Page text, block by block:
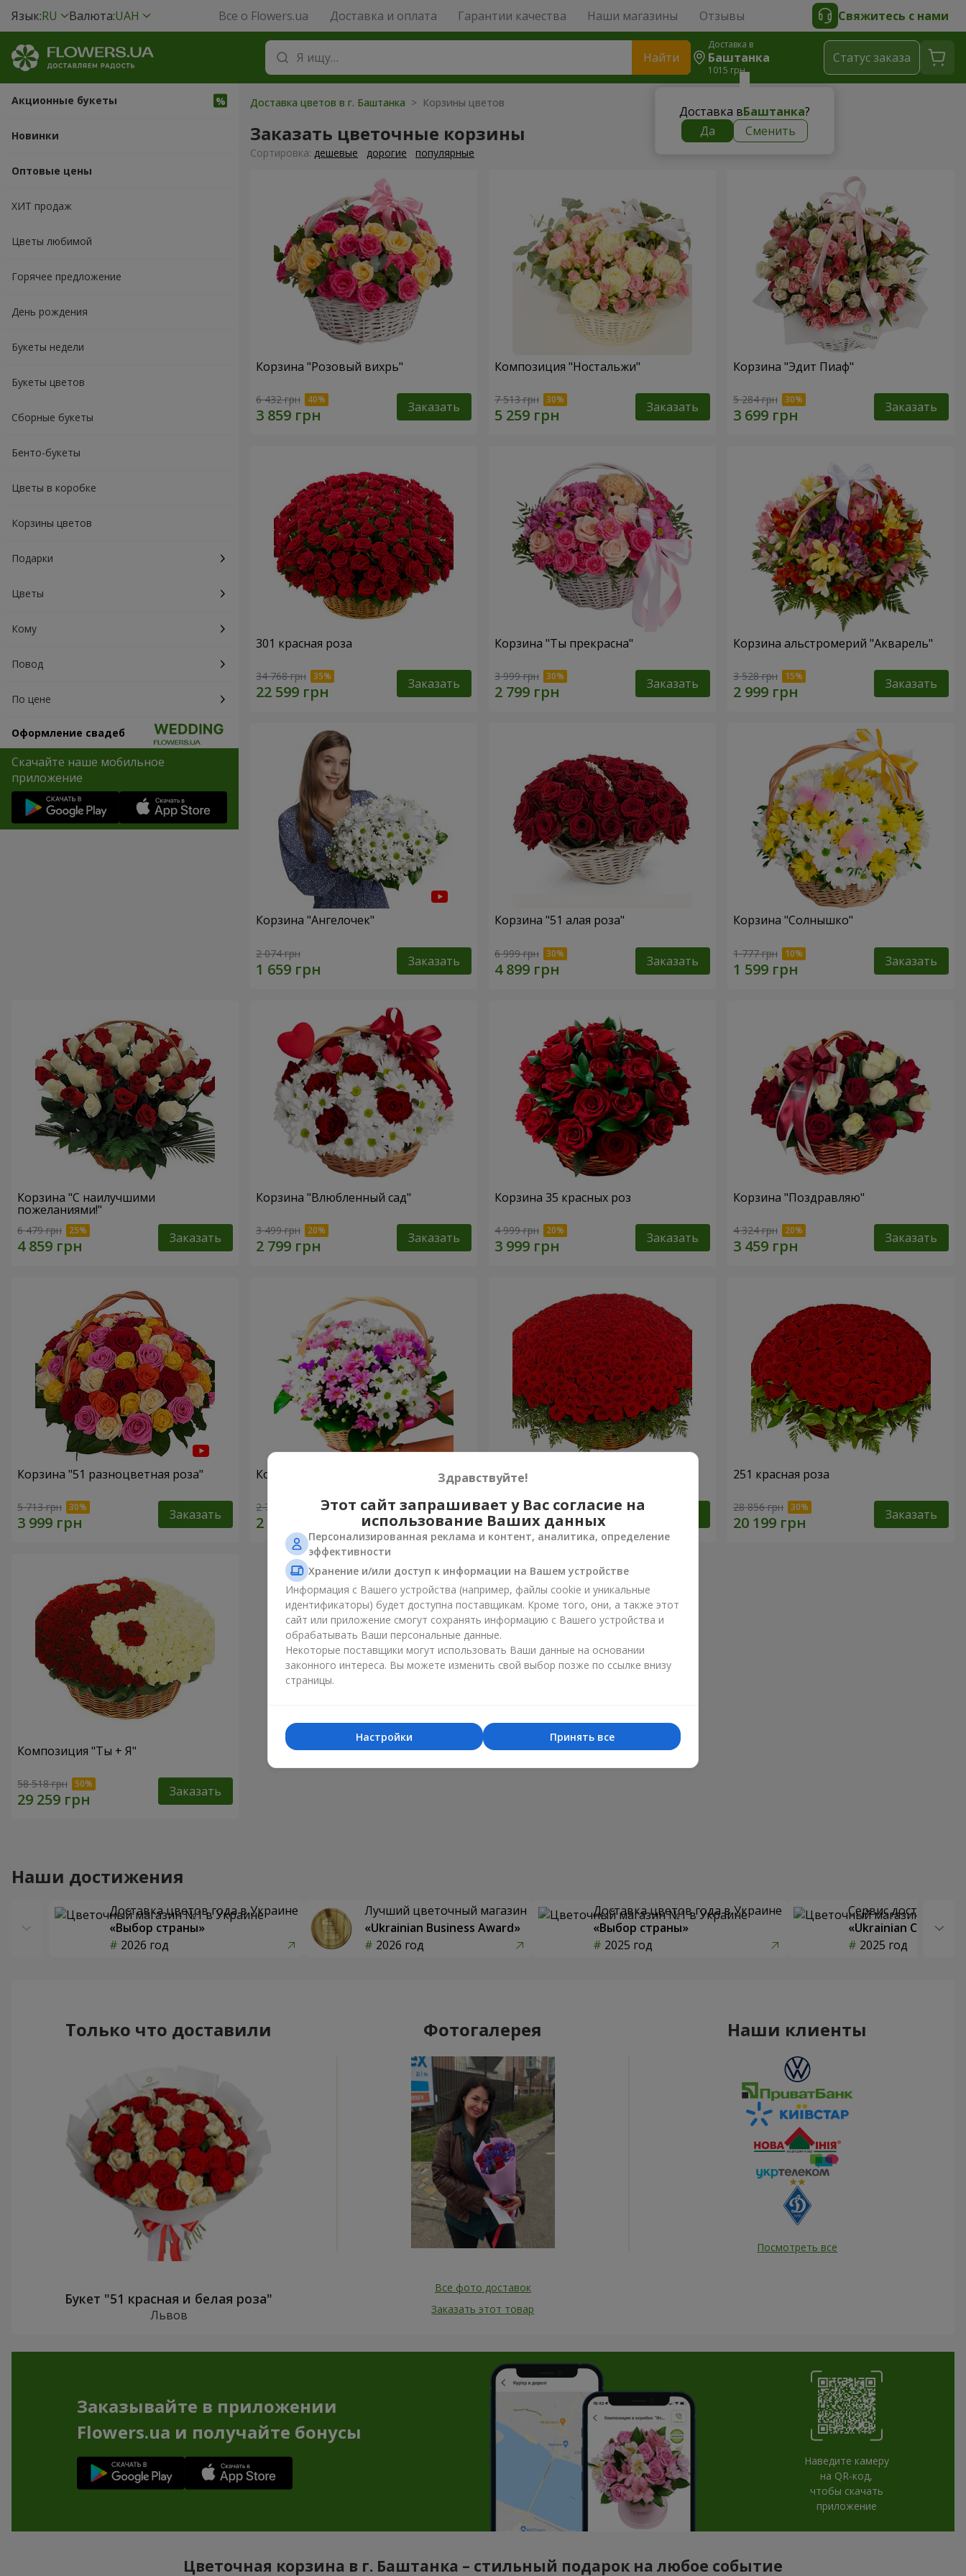
Язык:RU Валюта:UAH Все о Flowers.ua Доставка и оплата Гарантии качества Наши магазины Отзывы Свяжитесь с нами
Найти
Доставка в
Баштанка
1015 грн
Доставка вБаштанка?
Да
Сменить
Cтатус заказа
Акционные букеты
Новинки
Оптовые цены
ХИТ продаж
Цветы любимой
Горячее предложение
День рождения
Букеты недели
Букеты цветов
Сборные букеты
Бенто-букеты
Цветы в коробке
Корзины цветов
Подарки
Цветы
Кому
Повод
По цене
Оформление свадеб
Скачайте наше мобильное
приложение
Доставка цветов в г. Баштанка > Корзины цветов
Заказать цветочные корзины
Cортировка: дешевые дорогие популярные
Корзина "Розовый вихрь"
6 432 грн Заказать
Композиция "Ностальжи"
7 513 грн Заказать
Корзина "Эдит Пиаф"
5 284 грн Заказать
301 красная роза
34 768 грн Заказать
Корзина "Ты прекрасна"
3 999 грн Заказать
Корзина альстромерий "Акварель"
3 528 грн Заказать
Корзина "Ангелочек"
2 074 грн Заказать
Корзина "51 алая роза"
6 999 грн Заказать
Корзина "Солнышко"
1 777 грн Заказать
Корзина "С наилучшими
пожеланиями!"
6 479 грн Заказать
Корзина "Влюбленный сад"
3 499 грн Заказать
Корзина 35 красных роз
4 999 грн Заказать
Корзина "Поздравляю"
4 324 грн Заказать
Корзина "51 разноцветная роза"
5 713 грн Заказать
Корзина хризантем "Яркая поляна"
2 705 грн Заказать
501 красная роза
69 089 грн
251 красная роза
28 856 грн Заказать
Композиция "Ты + Я"
58 518 грн Заказать
Наши достижения
Доставка цветов года в Украине
«Выбор страны»
2026 год
Лучший цветочный магазин
«Ukrainian Business Award»
2026 год
Доставка цветов года в Украине
«Выбор страны»
2025 год
Сервис доставки
«Ukrainian Choice»
2025 год
Только что доставили
Букет "51 красная и белая роза"
Львов
Фотогалерея
Все фото доставок
Заказать этот товар
Наши клиенты
Посмотреть все
Заказывайте в приложении
Flowers.ua и получайте бонусы
Наведите камеру
на QR-код,
чтобы скачать
приложение
Цветочная корзина в г. Баштанка – стильный подарок на любое событие
Здравствуйте!
Этот сайт запрашивает у Вас согласие на
использование Ваших данных
Персонализированная реклама и контент, аналитика, определение
эффективности
Хранение и/или доступ к информации на Вашем устройстве
Информация с Вашего устройства (например, файлы cookie и уникальные
идентификаторы) будет доступна поставщикам. Кроме того, они, а также этот
сайт или приложение смогут сохранять информацию с Вашего устройства и
обрабатывать Ваши персональные данные.
Некоторые поставщики могут использовать Ваши данные на основании
законного интереса. Вы можете изменить свой выбор позже по ссылке внизу
страницы.
Принять все
Настройки